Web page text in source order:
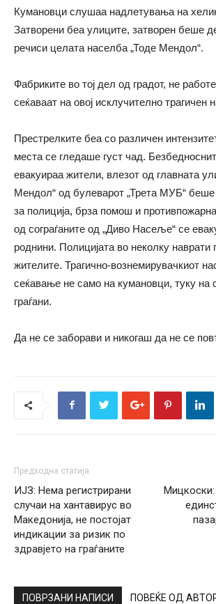
Кумановци слушаа надлетувања на
Затворени беа улиците, затворен беше
речиси целата населба „Тоде Мендол“.
Фабриките во тој дел од градот, не
сеќаваат на овој исклучително трагичен
Престрелките беа со различен
места се гледаше густ чад.
евакуираа жители, влезот од главната
Мендол“ од булеварот „Трета МУБ“
за полиција, брза помош и
од сограѓаните од „Диво Насеље“ се
роднини. Полицијата во неколку наврати
жителите. Трагично-вознемирувачкиот
сеќавање не само на кумановци, туку на
граѓани.
Да не се заборави и никогаш да не се
Предходна статија
ИЈЗ: Нема регистрирани
случаи на хантавирус во
Македонија, не постојат
индикации за ризик по
здравјето на граѓаните
ПОВРЗАНИ НАПИСИ ПОВЕЌЕ ОД